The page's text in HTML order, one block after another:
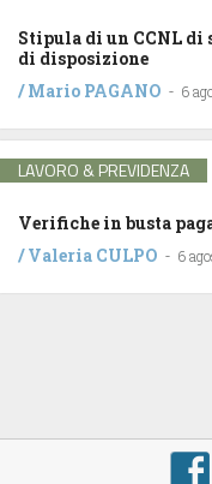
Stipula di un CCNL
di disposizione
/Mario PAGANO - 6
LAVORO & PREVIDENZA
Verifiche in busta
/Valeria CULPO - 6